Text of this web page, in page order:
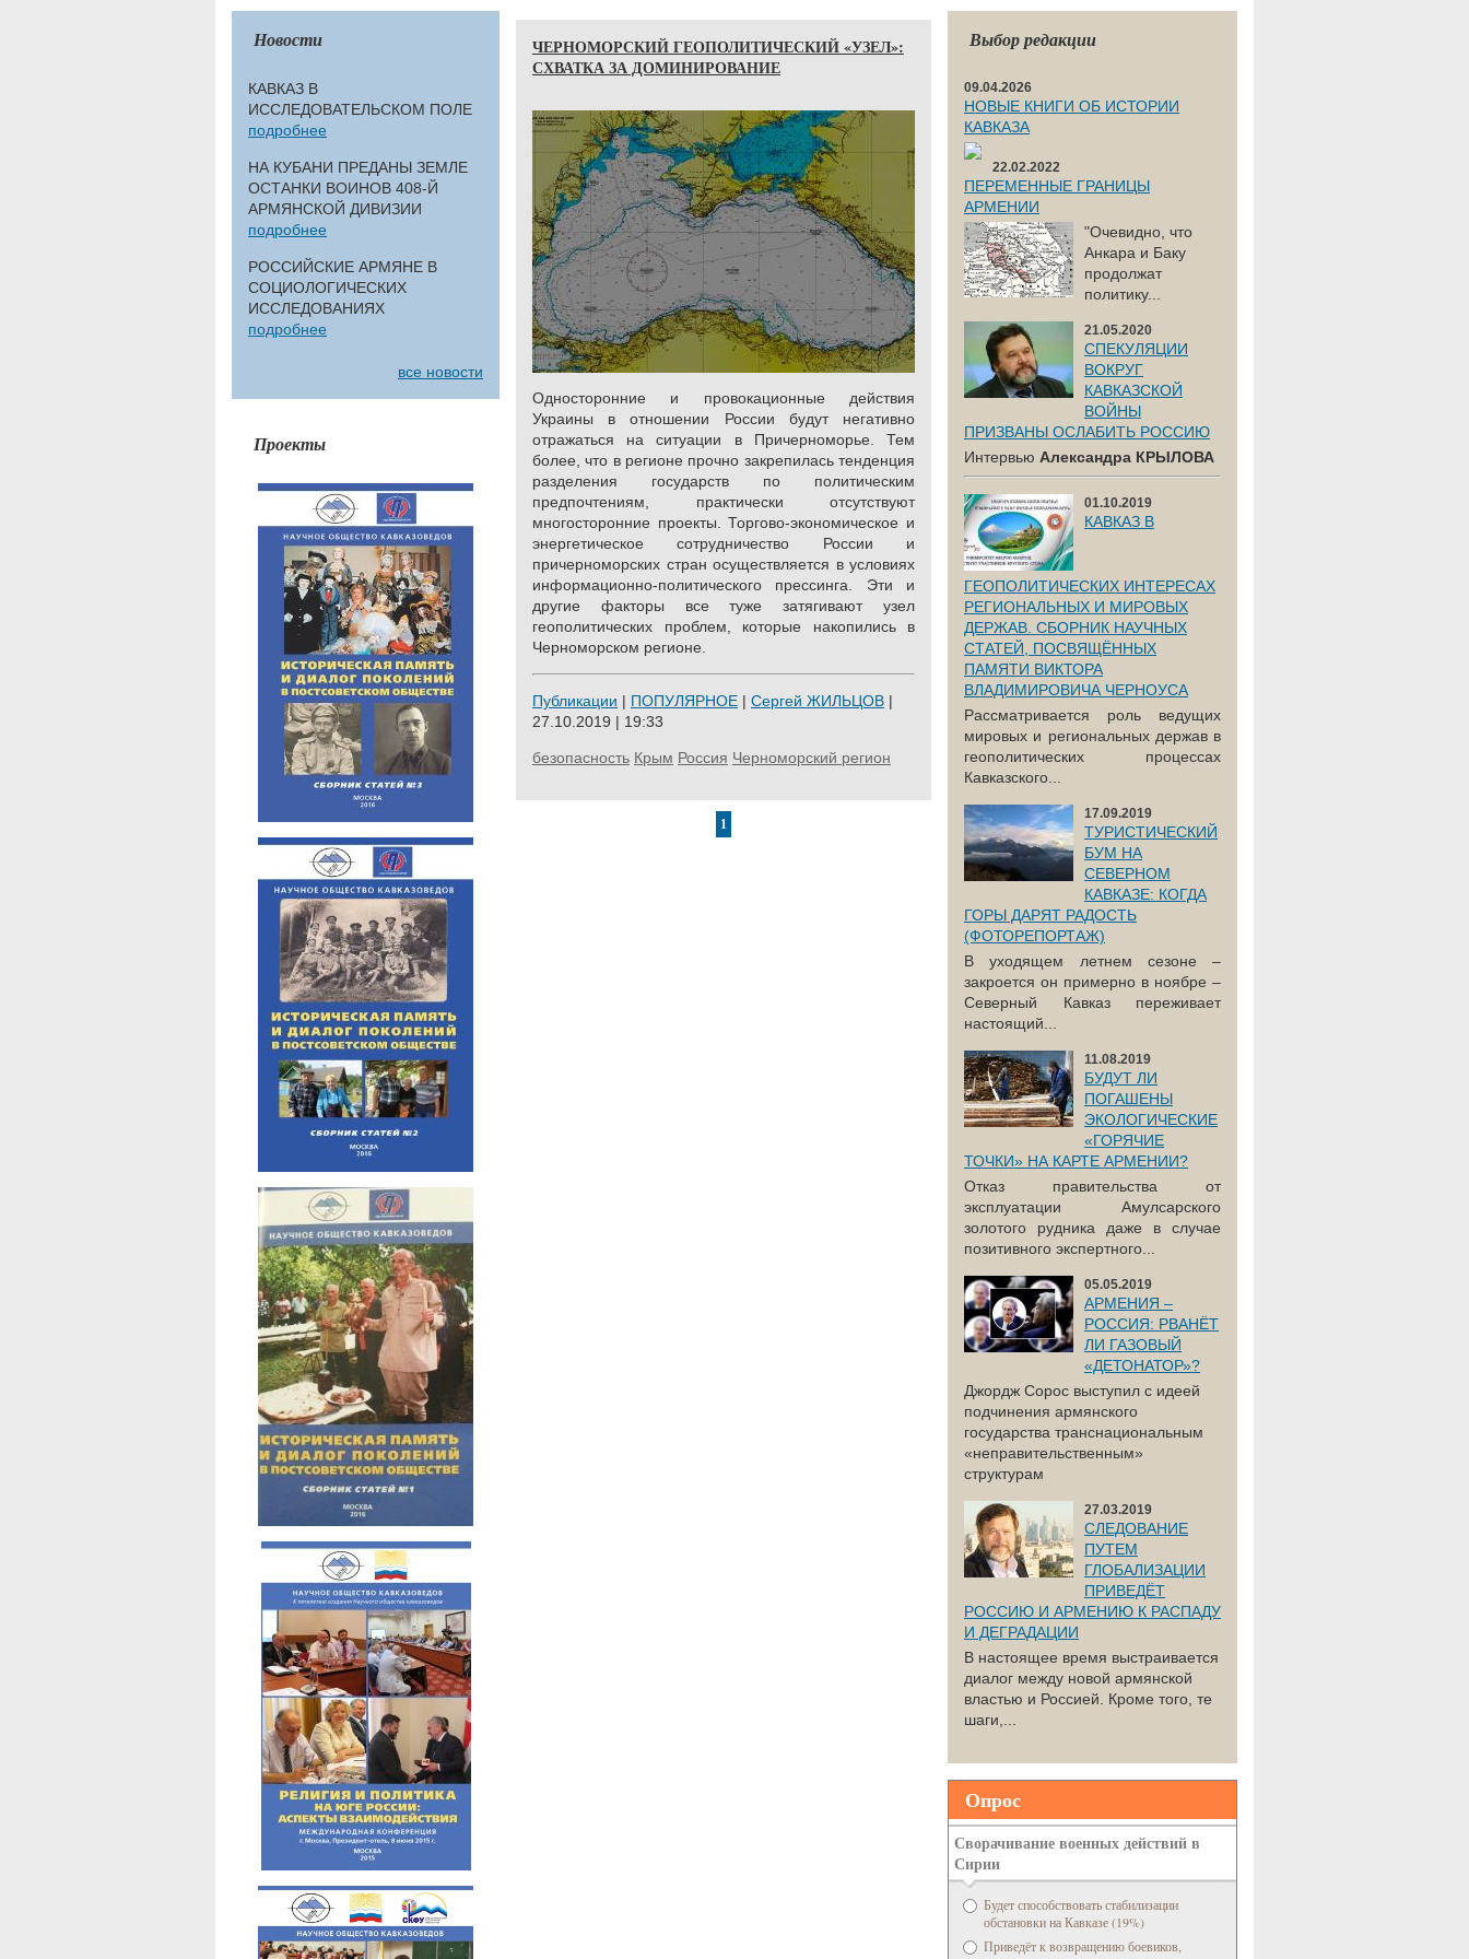
Новости
КАВКАЗ В
ИССЛЕДОВАТЕЛЬСКОМ ПОЛЕ
подробнее
НА КУБАНИ ПРЕДАНЫ ЗЕМЛЕ
ОСТАНКИ ВОИНОВ 408-Й
АРМЯНСКОЙ ДИВИЗИИ
подробнее
РОССИЙСКИЕ АРМЯНЕ В
СОЦИОЛОГИЧЕСКИХ
ИССЛЕДОВАНИЯХ
подробнее
все новости
Проекты
ЧЕРНОМОРСКИЙ ГЕОПОЛИТИЧЕСКИЙ «УЗЕЛ»:
СХВАТКА ЗА ДОМИНИРОВАНИЕ
Односторонние и провокационные действия
Украины в отношении России будут негативно
отражаться на ситуации в Причерноморье. Тем
более, что в регионе прочно закрепилась тенденция
разделения государств по политическим
предпочтениям, практически отсутствуют
многосторонние проекты. Торгово-экономическое и
энергетическое сотрудничество России и
причерноморских стран осуществляется в условиях
информационно-политического прессинга. Эти и
другие факторы все туже затягивают узел
геополитических проблем, которые накопились в
Черноморском регионе.
Публикации | ПОПУЛЯРНОЕ | Сергей ЖИЛЬЦОВ |
27.10.2019 | 19:33
безопасность Крым Россия Черноморский регион
1
Выбор редакции
09.04.2026
НОВЫЕ КНИГИ ОБ ИСТОРИИ
КАВКАЗА
22.02.2022
ПЕРЕМЕННЫЕ ГРАНИЦЫ
АРМЕНИИ
"Очевидно, что
Анкара и Баку
продолжат
политику...
21.05.2020
СПЕКУЛЯЦИИ
ВОКРУГ
КАВКАЗСКОЙ
ВОЙНЫ
ПРИЗВАНЫ ОСЛАБИТЬ РОССИЮ
Интервью Александра КРЫЛОВА
01.10.2019
КАВКАЗ В
ГЕОПОЛИТИЧЕСКИХ ИНТЕРЕСАХ
РЕГИОНАЛЬНЫХ И МИРОВЫХ
ДЕРЖАВ. СБОРНИК НАУЧНЫХ
СТАТЕЙ, ПОСВЯЩЁННЫХ
ПАМЯТИ ВИКТОРА
ВЛАДИМИРОВИЧА ЧЕРНОУСА
Рассматривается роль ведущих
мировых и региональных держав в
геополитических процессах
Кавказского...
17.09.2019
ТУРИСТИЧЕСКИЙ
БУМ НА
СЕВЕРНОМ
КАВКАЗЕ: КОГДА
ГОРЫ ДАРЯТ РАДОСТЬ
(ФОТОРЕПОРТАЖ)
В уходящем летнем сезоне –
закроется он примерно в ноябре –
Северный Кавказ переживает
настоящий...
11.08.2019
БУДУТ ЛИ
ПОГАШЕНЫ
ЭКОЛОГИЧЕСКИЕ
«ГОРЯЧИЕ
ТОЧКИ» НА КАРТЕ АРМЕНИИ?
Отказ правительства от
эксплуатации Амулсарского
золотого рудника даже в случае
позитивного экспертного...
05.05.2019
АРМЕНИЯ –
РОССИЯ: РВАНЁТ
ЛИ ГАЗОВЫЙ
«ДЕТОНАТОР»?
Джордж Сорос выступил с идеей
подчинения армянского
государства транснациональным
«неправительственным»
структурам
27.03.2019
СЛЕДОВАНИЕ
ПУТЕМ
ГЛОБАЛИЗАЦИИ
ПРИВЕДЁТ
РОССИЮ И АРМЕНИЮ К РАСПАДУ
И ДЕГРАДАЦИИ
В настоящее время выстраивается
диалог между новой армянской
властью и Россией. Кроме того, те
шаги,...
Опрос
Сворачивание военных действий в
Сирии
Будет способствовать стабилизации
обстановки на Кавказе (19%)
Приведёт к возвращению боевиков,